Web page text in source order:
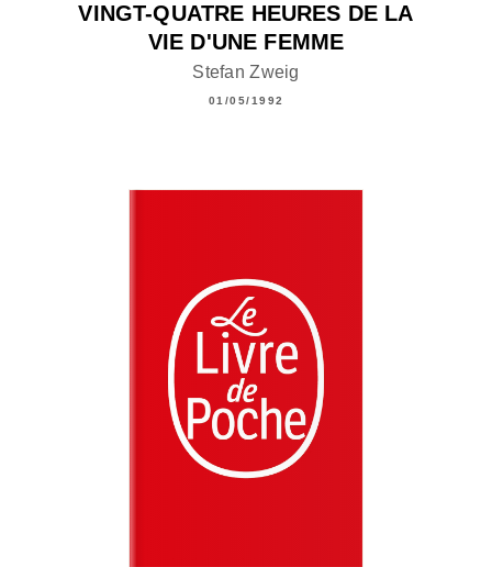
VINGT-QUATRE HEURES DE LA
VIE D'UNE FEMME
Stefan Zweig
01/05/1992